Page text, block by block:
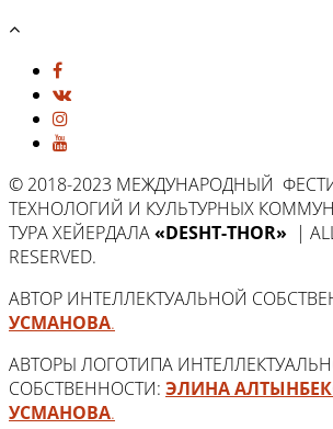
© 2018-2023 МЕЖДУНАРОДНЫЙ
ТЕХНОЛОГИЙ И КУЛЬТУРНЫХ
ТУРА ХЕЙЕРДАЛА«DESHT-THOR» |
RESERVED.
АВТОР ИНТЕЛЛЕКТУАЛЬНОЙ
УСМАНОВА.
АВТОРЫ ЛОГОТИПА
СОБСТВЕННОСТИ: ЭЛИНА
УСМАНОВА.